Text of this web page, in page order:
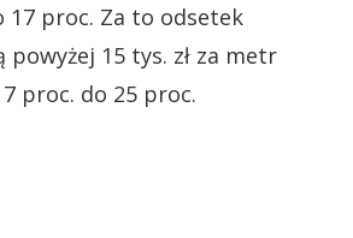
17 proc. Za to odsetek
powyżej 15 tys. zł za metr
proc. do 25 proc.